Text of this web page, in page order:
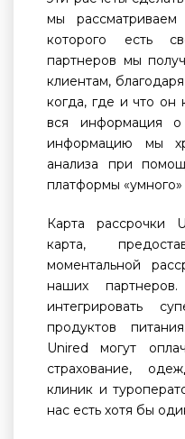
мы
которого есть
партнеров мы
клиентам,
когда, где и что он
вся информация
информацию мы
анализа при
платформы «умного»
Карта рассрочки
карта,
моментальной
наших
интегрировать
продуктов
Unired могут
страхование,
клиник и
нас есть хотя бы